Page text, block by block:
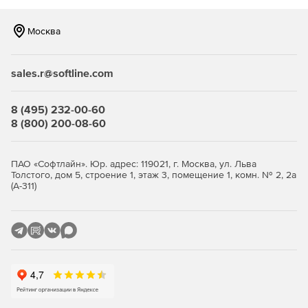
обменные файлы стандарта IFC, информационные модели
проектируемого объекта, реализуемую на любой BIM-
Документирование
формируются следующие проектные документы:
принципиальные схемы щитов;
кабельный журнал;
Москва
sales.r@softline.com
8 (495) 232-00-60
8 (800) 200-08-60
ПАО «Софтлайн». Юр. адрес: 119021, г. Москва, ул. Льва
Толстого, дом 5, строение 1, этаж 3, помещение 1, комн. № 2, 2а
(А-311)